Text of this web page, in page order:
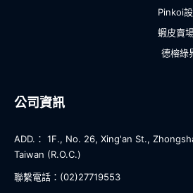
Pinkoi
蝦皮賣
德榕綠
公司資訊
ADD.： 1F., No. 26, Xing'an St.,
Taiwan (R.O.C.)
聯繫電話：(02)27719553